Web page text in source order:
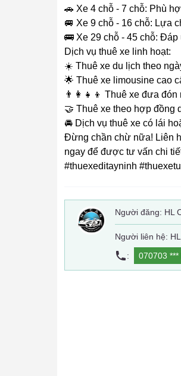
🚗 Xe 4 chỗ - 7 chỗ: Phù
🚐 Xe 9 chỗ - 16 chỗ: Lựa
🚌 Xe 29 chỗ - 45 chỗ:
Dịch vụ thuê xe linh hoạt:
☀️ Thuê xe du lịch theo
🌟 Thuê xe limousine cao
👨‍👩‍👧‍👦 Thuê xe đưa
🤝 Thuê xe theo hợp đồng
🚘 Dịch vụ thuê xe có lái
Đừng chần chừ nữa! Liên
ngay để được tư vấn chi
#thuexeditayninh
Người đăng: HL
Người liên hệ:
:
070703 ***